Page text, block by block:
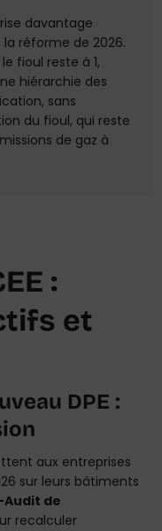
davantage
la réforme de 2026.
fioul reste à 1,
hiérarchie des
sans
du fioul, qui reste
de gaz à
:
et
DPE :
aux entreprises
sur leurs bâtiments
Audit de
recalculer